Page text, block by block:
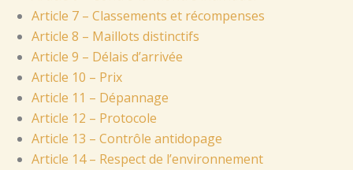
Article 7 – Classements et récompenses
Article 8 – Maillots distinctifs
Article 9 – Délais d’arrivée
Article 10 – Prix
Article 11 – Dépannage
Article 12 – Protocole
Article 13 – Contrôle antidopage
Article 14 – Respect de l’environnement